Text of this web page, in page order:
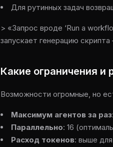
Для рутинных задач
> «Запрос вроде ‘Run a
запускает генерацию
Какие ограничения
Возможности огромные, но
Максимум агентов за раз
Параллельно: 16
Расход токенов: выше